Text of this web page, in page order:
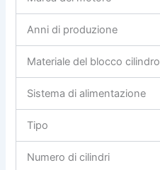
Anni di produzione
Materiale del blocco cilindro
Sistema di alimentazione
Tipo
Numero di cilindri